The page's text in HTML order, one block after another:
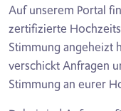
Auf unserem Portal
zertifizierte
Stimmung angeheizt
verschickt Anfragen
Stimmung an eurer